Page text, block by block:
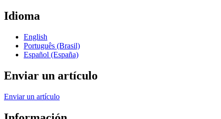
Idioma
English
Português (Brasil)
Español (España)
Enviar un artículo
Enviar un artículo